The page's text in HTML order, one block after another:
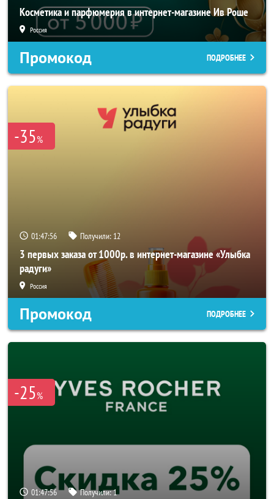
Косметика и парфюмерия в интернет-магазине Ив Роше
Россия
Промокод ПОДРОБНЕЕ
-35%
01:47:54 Получили: 12
3 первых заказа от 1000р. в интернет-магазине «Улыбка
радуги»
Россия
Промокод ПОДРОБНЕЕ
-25%
01:47:54 Получили:1